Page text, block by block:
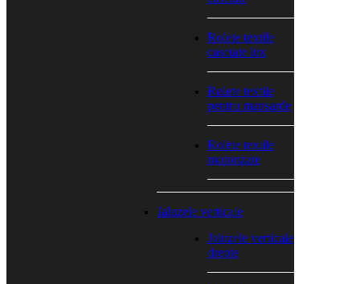
Rolete textile
casetate lux
Rolete textile
pentru mansarde
Rolete textile
motorizate
Jaluzele verticale
Jaluzele verticale
drepte